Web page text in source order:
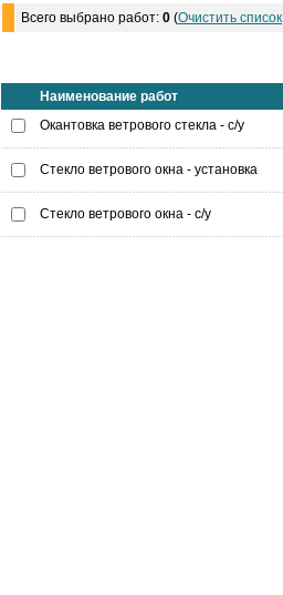
Всего выбрано работ: 0 (Очистить список
Наименование работ
Окантовка ветрового стекла - с/у
Стекло ветрового окна - установка
Стекло ветрового окна - с/у